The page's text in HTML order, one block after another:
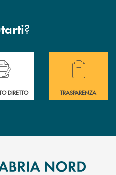
?
di assistenza immediata ?
DIRETTO
Hai bisogno di
TRASPARENZA